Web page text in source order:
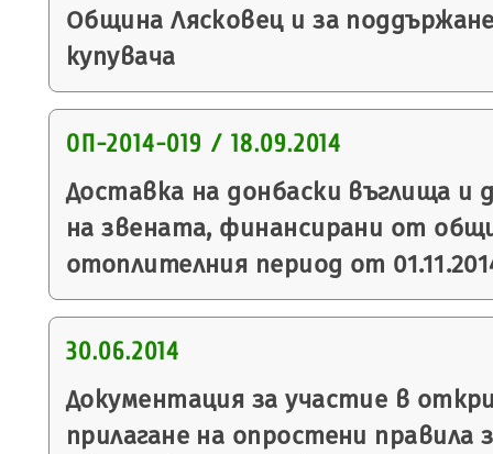
Община Лясковец и за
купувача
ОП-2014-019 / 18.09.2014
Доставка на донбаски въглища и
на звената, финансирани от
отоплителния период от
30.06.2014
Документация за участие в
прилагане на опростени правила